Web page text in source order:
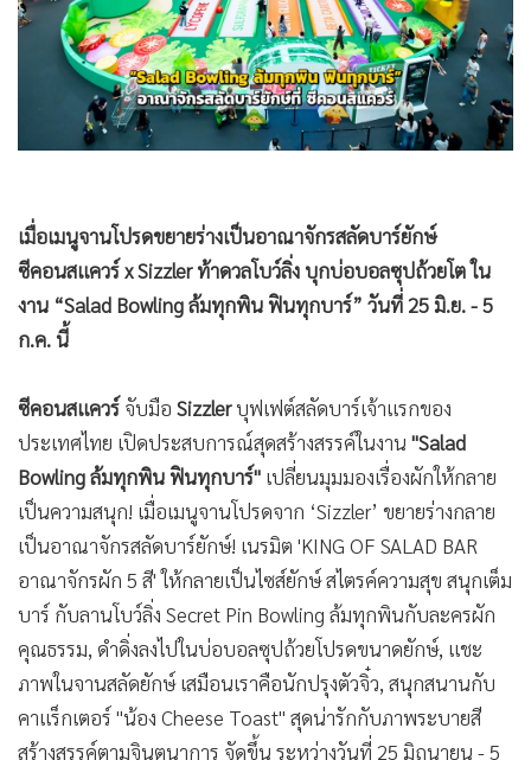
• การเมือง
ท่องเที่ยว
ต่างประเทศ
• จีน
• ชุมชน-คุณภาพชีวิต
• อาชญากรรม
• Motoring
• วิทยาศาสตร์
• SMEs
• หุ้น
อินโดจีน
กองทุนรวม
Celeb Online
• Factcheck
• ญี่ปุ่น
• News1
• Gotomanager
เมื่อเมนูจานโปรดขยายร่างเป็นอาณาจักรสลัดบาร์ยักษ์
ซีคอนสแควร์ x Sizzler ท้าดวลโบว์ลิ่ง บุกบ่อบอลซุปถ้วยโต ใน
งาน “Salad Bowling ล้มทุกพิน ฟินทุกบาร์” วันที่ 25 มิ.ย. - 5
ก.ค. นี้
ซีคอนสแควร์ จับมือ Sizzlerบุฟเฟต์สลัดบาร์เจ้าแรกของ
ประเทศไทย เปิดประสบการณ์สุดสร้างสรรค์ในงาน "Salad
Bowling ล้มทุกพิน ฟินทุกบาร์" เปลี่ยนมุมมองเรื่องผักให้กลาย
เป็นความสนุก! เมื่อเมนูจานโปรดจาก ‘Sizzler’ ขยายร่างกลาย
เป็นอาณาจักรสลัดบาร์ยักษ์! เนรมิต 'KING OF SALAD BAR
อาณาจักรผัก 5 สี' ให้กลายเป็นไซส์ยักษ์ สไตรค์ความสุข สนุกเต็ม
บาร์ กับลานโบว์ลิ่ง Secret Pin Bowling ล้มทุกพินกับละครผัก
คุณธรรม, ดำดิ่งลงไปในบ่อบอลซุปถ้วยโปรดขนาดยักษ์, แชะ
ภาพในจานสลัดยักษ์ เสมือนเราคือนักปรุงตัวจิ๋ว, สนุกสนานกับ
คาแร็กเตอร์ "น้อง Cheese Toast" สุดน่ารักกับภาพระบายสี
สร้างสรรค์ตามจินตนาการ จัดขึ้น ระหว่างวันที่ 25 มิถุนายน - 5